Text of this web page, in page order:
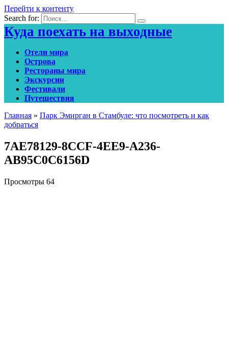
Перейти к контенту
Search for:
Куда поехать на выходные
Отели мира
Острова
Рестораны мира
Экскурсии
Фестивали
Путешествия
Главная » Парк Эмирган в Стамбуле: что посмотреть и как
добраться
7AE78129-8CCF-4EE9-A236-
AB95C0C6156D
Просмотры 64